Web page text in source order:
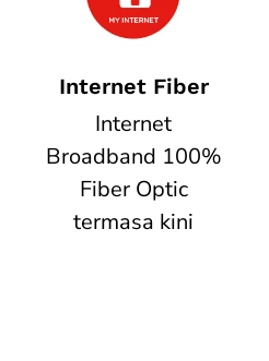
Internet Fiber
Internet
Broadband 100%
Fiber Optic
termasa kini